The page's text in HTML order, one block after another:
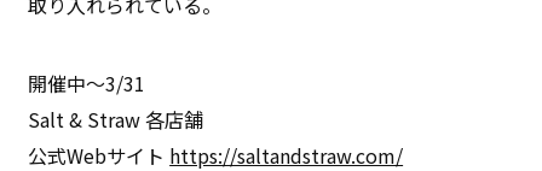
開催中〜3/31
Salt & Straw 各店舗
公式Webサイト https://saltandstraw.com/